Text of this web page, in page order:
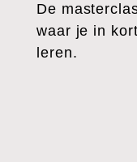
De
waar je in
leren.